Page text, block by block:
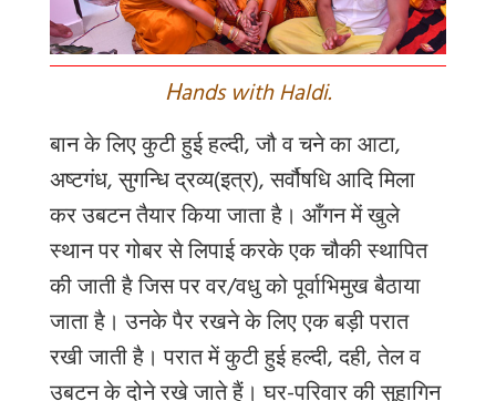
Hands with Haldi.
बान के लिए कुटी हुई हल्दी, जौ व चने का आटा,
अष्टगंध, सुगन्धि द्रव्य(इत्र), सर्वौषधि आदि मिला
कर उबटन तैयार किया जाता है। आँगन में खुले
स्थान पर गोबर से लिपाई करके एक चौकी स्थापित
की जाती है जिस पर वर/वधु को पूर्वाभिमुख बैठाया
जाता है। उनके पैर रखने के लिए एक बड़ी परात
रखी जाती है। परात में कुटी हुई हल्दी, दही, तेल व